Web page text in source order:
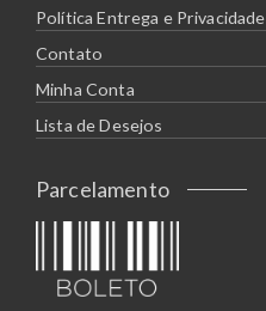
Política Entrega e Privacidade
Contato
Minha Conta
Lista de Desejos
Parcelamento